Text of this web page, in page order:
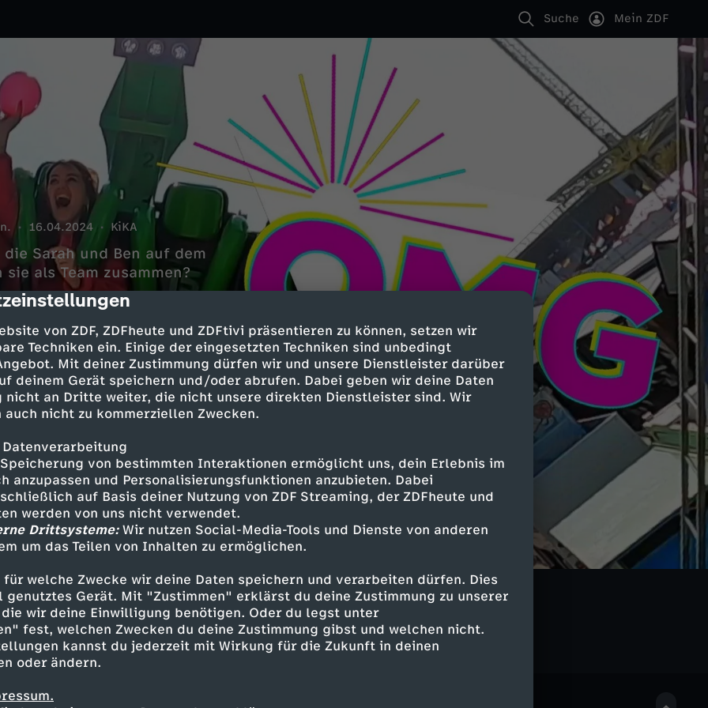
von ZDF, ZDFheute und ZDFtivi präsentieren zu können, setzen wir
Techniken ein. Einige der eingesetzten Techniken sind unbedingt
Mit deiner Zustimmung dürfen wir und unsere Dienstleister darüber
deinem Gerät speichern und/oder abrufen. Dabei geben wir deine Daten
nicht an Dritte weiter, die nicht unsere direkten Dienstleister sind. Wir
nicht zu kommerziellen Zwecken.
von bestimmten Interaktionen ermöglicht uns, dein Erlebnis im
anzupassen und Personalisierungsfunktionen anzubieten. Dabei
auf Basis deiner Nutzung von ZDF Streaming, der ZDFheute und
werden von uns nicht verwendet.
Drittsysteme:Wir nutzen Social-Media-Tools und Dienste von anderen
um das Teilen von Inhalten zu ermöglichen.
für welche Zwecke wir deine Daten speichern und verarbeiten dürfen. Dies
Gerät. Mit "Zustimmen" erklärst du deine Zustimmung zu unserer
wir deine Einwilligung benötigen. Oder du legst unter
fest, welchen Zwecken du deine Zustimmung gibst und welchen nicht.
kannst du jederzeit mit Wirkung für die Zukunft in deinen
oder ändern.
Suche Mein ZDF
16.04.2024 KiKA
Sarah und Ben auf dem
als Team zusammen?
entdecken
Reportage informativ Untertitel KiKA LIVE